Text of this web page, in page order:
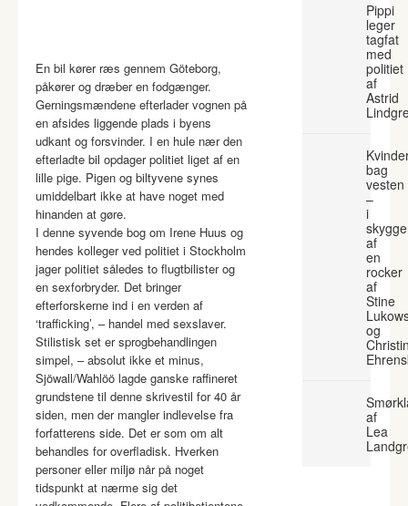
En bil kører ræs gennem Göteborg,
påkører og dræber en fodgænger.
Gerningsmændene efterlader vognen på
en afsides liggende plads i byens
udkant og forsvinder. I en hule nær den
efterladte bil opdager politiet liget af en
lille pige. Pigen og biltyvene synes
umiddelbart ikke at have noget med
hinanden at gøre.
I denne syvende bog om Irene Huus og
hendes kolleger ved politiet i Stockholm
jager politiet således to flugtbilister og
en sexforbryder. Det bringer
efterforskerne ind i en verden af
‘trafficking’, – handel med sexslaver.
Stilistisk set er sprogbehandlingen
simpel, – absolut ikke et minus,
Sjöwall/Wahlöö lagde ganske raffineret
grundstene til denne skrivestil for 40 år
siden, men der mangler indlevelse fra
forfatterens side. Det er som om alt
behandles for overfladisk. Hverken
personer eller miljø når på noget
tidspunkt at nærme sig det
Pippi
leger
tagfat
med
politiet
af
Astrid
bag
vesten
–
i
af
en
rocker
af
Stine
og
af
Lea